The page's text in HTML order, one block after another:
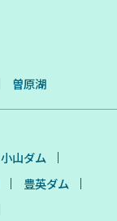
曽原湖
小山ダム
豊英ダム